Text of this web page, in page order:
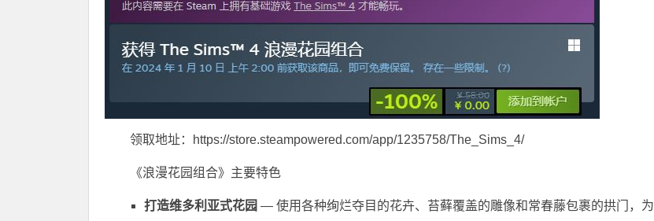
领取地址：https://store.steampowered.com/app/1235758/The_Sims_4/
《浪漫花园组合》主要特色
打造维多利亚式花园 — 使用各种绚烂夺目的花卉、苔藓覆盖的雕像和常春藤包裹的拱门，为